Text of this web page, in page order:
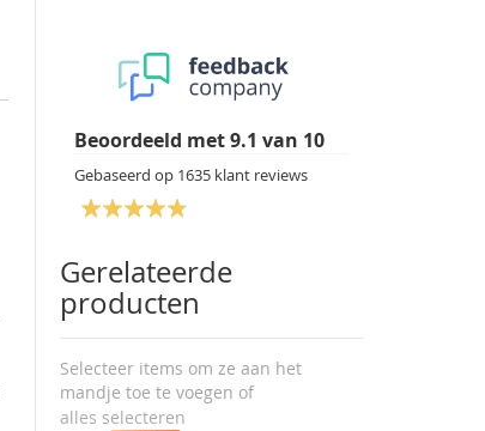
Beoordeeld met9.1 van 10
Gebaseerd op 1635 klant reviews
Gerelateerde
producten
Selecteer items om ze aan het
mandje toe te voegen of
alles selecteren